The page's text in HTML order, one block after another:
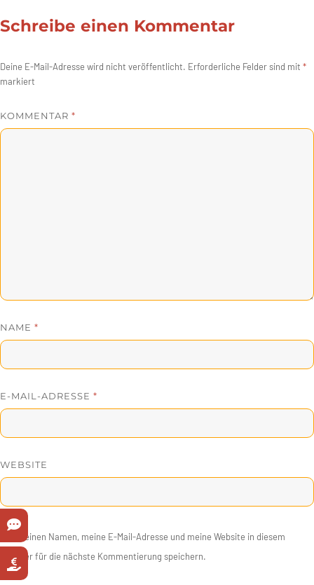
Schreibe einen Kommentar
Deine E-Mail-Adresse wird nicht veröffentlicht. Erforderliche Felder sind mit *
markiert
KOMMENTAR *
NAME *
E-MAIL-ADRESSE *
WEBSITE
Meinen Namen, meine E-Mail-Adresse und meine Website in diesem
Browser für die nächste Kommentierung speichern.